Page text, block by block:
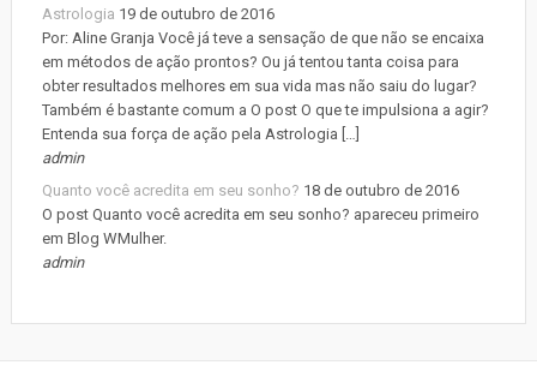
Astrologia 19 de outubro de 2016
Por: Aline Granja Você já teve a sensação de que não se encaixa
em métodos de ação prontos? Ou já tentou tanta coisa para
obter resultados melhores em sua vida mas não saiu do lugar?
Também é bastante comum a O post O que te impulsiona a agir?
Entenda sua força de ação pela Astrologia […]
admin
Quanto você acredita em seu sonho? 18 de outubro de 2016
O post Quanto você acredita em seu sonho? apareceu primeiro
em Blog WMulher.
admin